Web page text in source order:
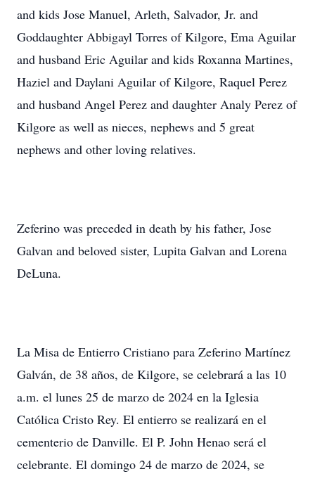
and kids Jose Manuel, Arleth, Salvador, Jr. and
Goddaughter Abbigayl Torres of Kilgore, Ema Aguilar
and husband Eric Aguilar and kids Roxanna Martines,
Haziel and Daylani Aguilar of Kilgore, Raquel Perez
and husband Angel Perez and daughter Analy Perez of
Kilgore as well as nieces, nephews and 5 great
nephews and other loving relatives.
Zeferino was preceded in death by his father, Jose
Galvan and beloved sister, Lupita Galvan and Lorena
DeLuna.
La Misa de Entierro Cristiano para Zeferino Martínez
Galván, de 38 años, de Kilgore, se celebrará a las 10
a.m. el lunes 25 de marzo de 2024 en la Iglesia
Católica Cristo Rey. El entierro se realizará en el
cementerio de Danville. El P. John Henao será el
celebrante. El domingo 24 de marzo de 2024, se